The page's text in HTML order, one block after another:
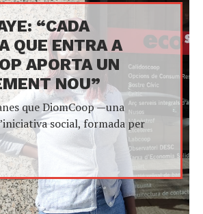
“CADA
QUE ENTRA A
APORTA UN
NOU”
que DiomCoop —una
social, formada per